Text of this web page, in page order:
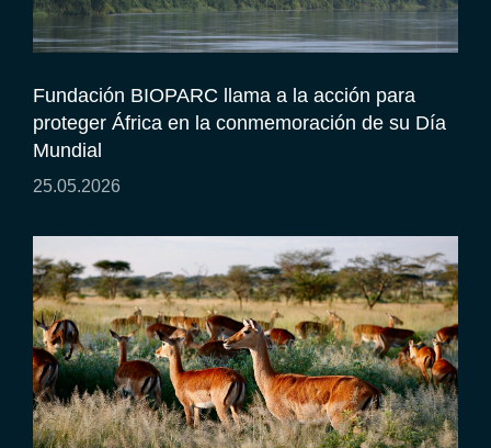
Fundación BIOPARC llama a la acción para
proteger África en la conmemoración de su Día
Mundial
25.05.2026